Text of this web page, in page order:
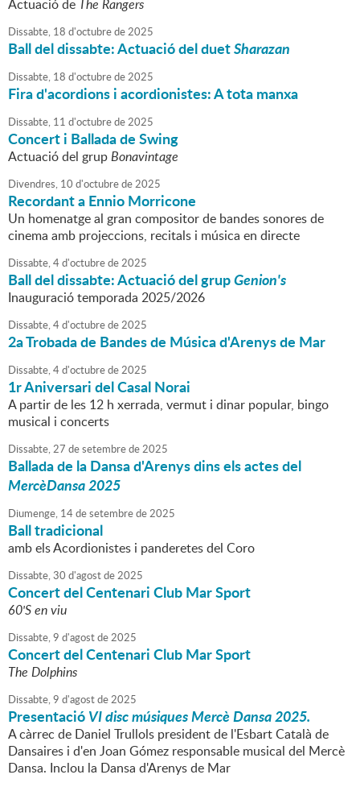
Actuació de The Rangers
Dissabte, 18 d'octubrede2025
Ball del dissabte: Actuació del duetSharazan
Dissabte, 18 d'octubrede2025
Fira d'acordions i acordionistes: A tota manxa
Dissabte, 11 d'octubrede2025
Concert i Ballada de Swing
Actuació del grupBonavintage
Divendres, 10 d'octubrede2025
Recordant a Ennio Morricone
Un homenatge al gran compositor de bandes sonores de
cinema amb projeccions, recitals i música en directe
Dissabte,4d'octubrede2025
Ball del dissabte: Actuació del grupGenion's
Inauguració temporada 2025/2026
Dissabte,4d'octubrede2025
2a Trobada de Bandes de Música d'Arenys de Mar
Dissabte,4d'octubrede2025
1r Aniversari del Casal Norai
A partir de les 12 h xerrada, vermut i dinar popular, bingo
musical i concerts
Dissabte,27 desetembrede2025
Ballada de la Dansa d'Arenys dins els actes del
MercèDansa 2025
Diumenge, 14desetembrede2025
Ball tradicional
amb els Acordionistes i panderetes del Coro
Dissabte,30 d'agostde2025
Concert del Centenari Club Mar Sport
60'S en viu
Dissabte,9 d'agostde2025
Concert del Centenari Club Mar Sport
The Dolphins
Dissabte,9 d'agostde2025
PresentacióVI disc músiques Mercè Dansa 2025.
A càrrec de Daniel Trullols president de l'Esbart Català de
Dansaires i d'en Joan Gómez responsable musical del Mercè
Dansa. Inclou la Dansa d'Arenys de Mar